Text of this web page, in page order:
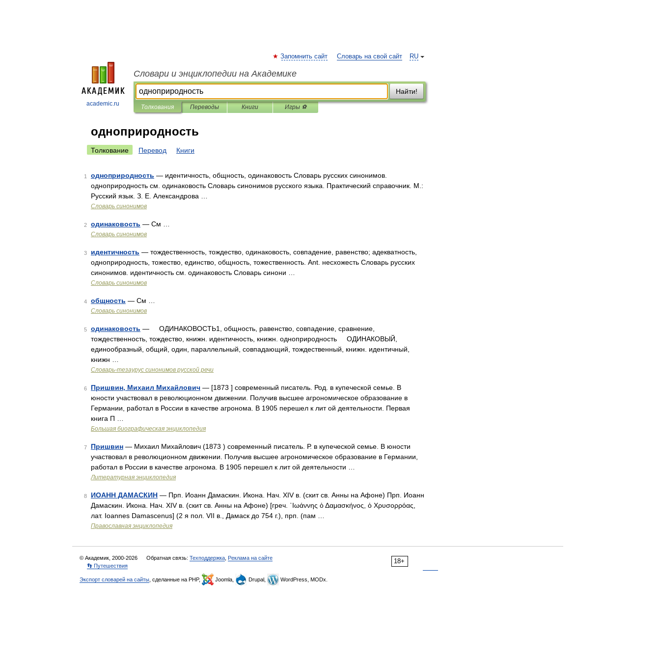
academic.ru
RU
Запомнить сайт Словарь на свой сайт
Словари и энциклопедии на Академике
Найти!
Толкования Переводы Книги Игры ⚽
одноприродность
Толкование Перевод Книги
1 одноприродность — идентичность, общность, одинаковость Словарь русских синонимов.
одноприродность см. одинаковость Словарь синонимов русского языка. Практический справочник. М.:
Русский язык. З. Е. Александрова …
Словарь синонимов
2 одинаковость — См …
Словарь синонимов
3 идентичность — тождественность, тождество, одинаковость, совпадение, равенство; адекватность,
одноприродность, тожество, единство, общность, тожественность. Ant. несхожесть Словарь русских
синонимов. идентичность см. одинаковость Словарь синони …
Словарь синонимов
4 общность — См …
Словарь синонимов
5 одинаковость — ОДИНАКОВОСТЬ1, общность, равенство, совпадение, сравнение,
тождественность, тождество, книжн. идентичность, книжн. одноприродность ОДИНАКОВЫЙ,
единообразный, общий, один, параллельный, совпадающий, тождественный, книжн. идентичный,
книжн …
Словарь-тезаурус синонимов русской речи
6 Пришвин, Михаил Михайлович — [1873 ] современный писатель. Род. в купеческой семье. В
юности участвовал в революционном движении. Получив высшее агрономическое образование в
Германии, работал в России в качестве агронома. В 1905 перешел к лит ой деятельности. Первая
книга П …
Большая биографическая энциклопедия
7 Пришвин — Михаил Михайлович (1873 ) современный писатель. Р. в купеческой семье. В юности
участвовал в революционном движении. Получив высшее агрономическое образование в Германии,
работал в России в качестве агронома. В 1905 перешел к лит ой деятельности …
Литературная энциклопедия
8 ИОАНН ДАМАСКИН — Прп. Иоанн Дамаскин. Икона. Нач. XIV в. (скит св. Анны на Афоне) Прп. Иоанн
Дамаскин. Икона. Нач. XIV в. (скит св. Анны на Афоне) [греч. ᾿Ιωάννης ὁ Δαμασκήνος, ὁ Χρυσορρόας,
лат. Ioannes Damascenus] (2 я пол. VII в., Дамаск до 754 г.), прп. (пам …
Православная энциклопедия
18+
© Академик, 2000-2026 Обратная связь: Техподдержка Реклама на сайте
👣 Путешествия
Экспорт словарей на сайты , сделанные на PHP, Joomla, Drupal, WordPress, MODx.